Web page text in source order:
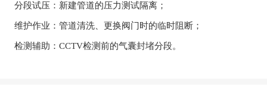
分段试压：新建管道的压力测试隔离；
维护作业：管道清洗、更换阀门时的临时阻断；
检测辅助： CCTV检测前的气囊封堵分段。